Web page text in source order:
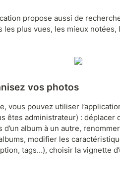
propose aussi de
les plus vues, les mieux
vos photos
vous pouvez utiliser
êtes administrateur) : déplacer
d’un album à un autre,
modifier les
tags…), choisir la vignette